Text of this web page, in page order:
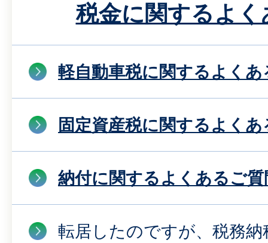
税金に関するよく
軽自動車税に関するよくあ
固定資産税に関するよく
納付に関するよくあるご質
転居したのですが、税務